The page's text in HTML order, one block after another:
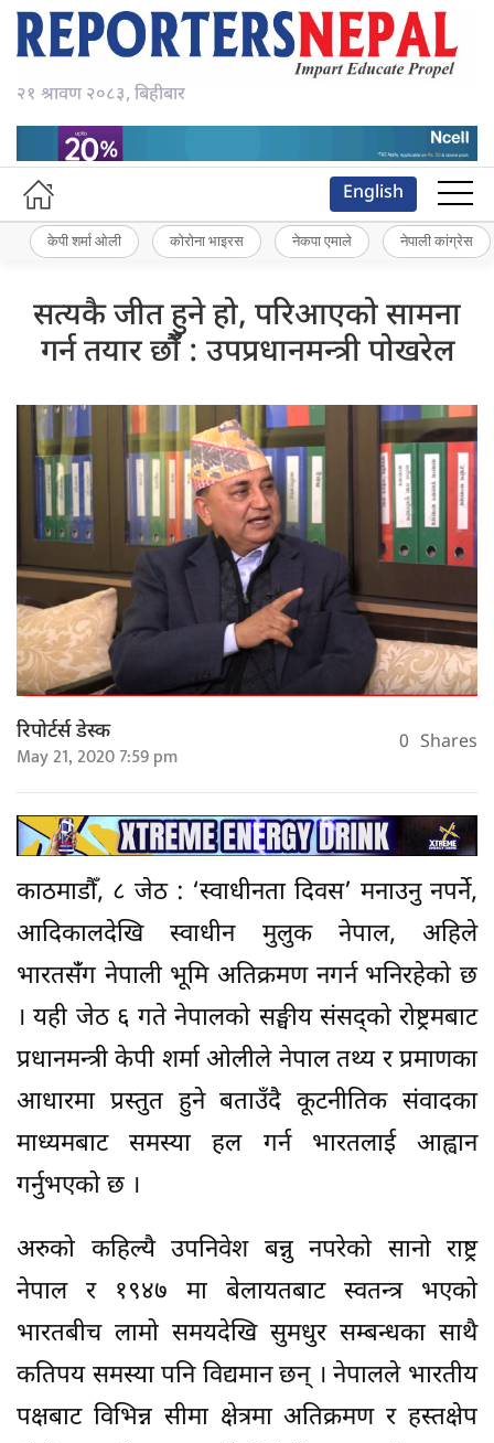
२१ श्रावण २०८३, बिहीबार
English
केपी शर्मा ओली कोरोना भाइरस नेकपा एमाले नेपाली कांग्रेस
सत्यकै जीत हुने हो, परिआएको सामना
गर्न तयार छौंँ : उपप्रधानमन्त्री पोखरेल
रिपोर्टर्स डेस्क
May 21, 2020 7:59 pm 0 Shares
काठमाडौँ, ८ जेठ : ‘स्वाधीनता दिवस’ मनाउनु नपर्ने,
आदिकालदेखि स्वाधीन मुलुक नेपाल, अहिले
भारतसंँग नेपाली भूमि अतिक्रमण नगर्न भनिरहेको छ
। यही जेठ ६ गते नेपालको सङ्घीय संसद्को रोष्ट्रमबाट
प्रधानमन्त्री केपी शर्मा ओलीले नेपाल तथ्य र प्रमाणका
आधारमा प्रस्तुत हुने बताउँदै कूटनीतिक संवादका
माध्यमबाट समस्या हल गर्न भारतलाई आह्वान
गर्नुभएको छ ।
अरुको कहिल्यै उपनिवेश बन्नु नपरेको सानो राष्ट्र
नेपाल र १९४७ मा बेलायतबाट स्वतन्त्र भएको
भारतबीच लामो समयदेखि सुमधुर सम्बन्धका साथै
कतिपय समस्या पनि विद्यमान छन् । नेपालले भारतीय
पक्षबाट विभिन्न सीमा क्षेत्रमा अतिक्रमण र हस्तक्षेप